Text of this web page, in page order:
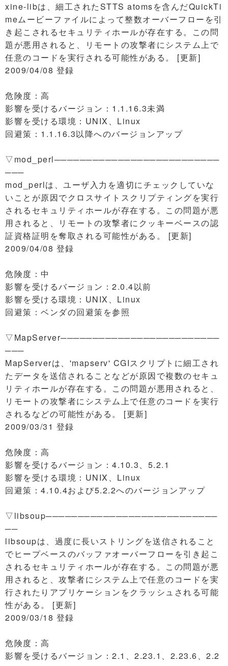
xine-libは、細工されたSTTS atomsを含んだQuickTi
meムービーファイルによって整数オーバーフローを引
き起こされるセキュリティホールが存在する。この問
題が悪用されると、リモートの攻撃者にシステム上で
任意のコードを実行される可能性がある。 [更新]
2009/04/08 登録
危険度：高
影響を受けるバージョン：1.1.16.3未満
影響を受ける環境：UNIX、Linux
回避策：1.1.16.3以降へのバージョンアップ
▽mod_perl──────────────────────────
───
mod_perlは、ユーザ入力を適切にチェックしていな
いことが原因でクロスサイトスクリプティングを実行
されるセキュリティホールが存在する。この問題が悪
用されると、リモートの攻撃者にクッキーベースの認
証資格証明を奪取される可能性がある。 [更新]
2009/04/08 登録
危険度：中
影響を受けるバージョン：2.0.4以前
影響を受ける環境：UNIX、Linux
回避策：ベンダの回避策を参照
▽MapServer─────────────────────────
───
MapServerは、'mapserv' CGIスクリプトに細工され
たデータを送信されることなどが原因で複数のセキュ
リティホールが存在する。この問題が悪用されると、
リモートの攻撃者にシステム上で任意のコードを実行
されるなどの可能性がある。 [更新]
2009/03/31 登録
危険度：高
影響を受けるバージョン：4.10.3、5.2.1
影響を受ける環境：UNIX、Linux
回避策：4.10.4および5.2.2へのバージョンアップ
▽libsoup───────────────────────────
──
libsoupは、過度に長いストリングを送信されること
でヒープベースのバッファオーバーフローを引き起こ
されるセキュリティホールが存在する。この問題が悪
用されると、攻撃者にシステム上で任意のコードを実
行されたりアプリケーションをクラッシュされる可能
性がある。 [更新]
2009/03/18 登録
危険度：高
影響を受けるバージョン：2.1、2.23.1、2.23.6、2.2